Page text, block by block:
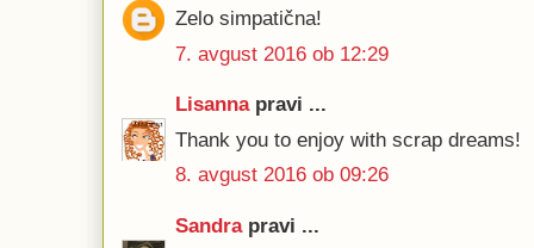
Zelo simpatična!
7. avgust 2016 ob 12:29
Lisannapravi ...
Thank you to enjoy with scrap dreams!
8. avgust 2016 ob 09:26
Sandrapravi ...